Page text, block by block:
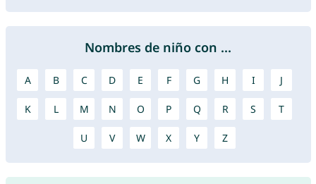
Nombres de niño con ...
A B C D E F G H I J
K L M N O P Q R S T
U V W X Y Z